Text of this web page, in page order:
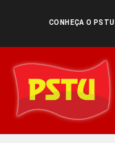
conteúdo
CONHEÇA O PSTU